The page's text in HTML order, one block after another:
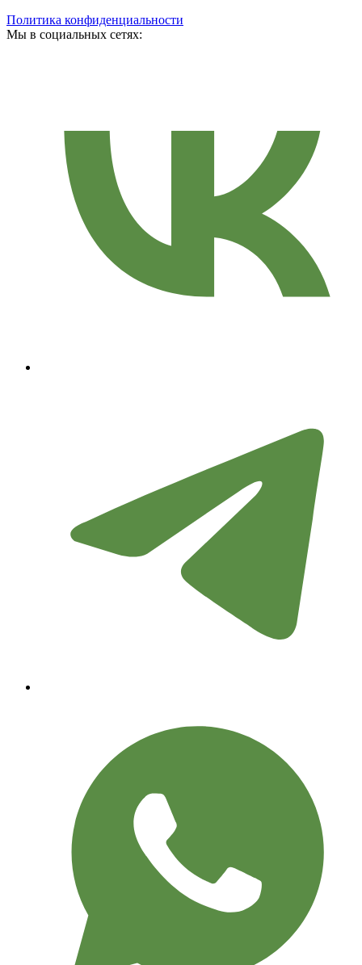
Политика конфиденциальности
Мы в социальных сетях: